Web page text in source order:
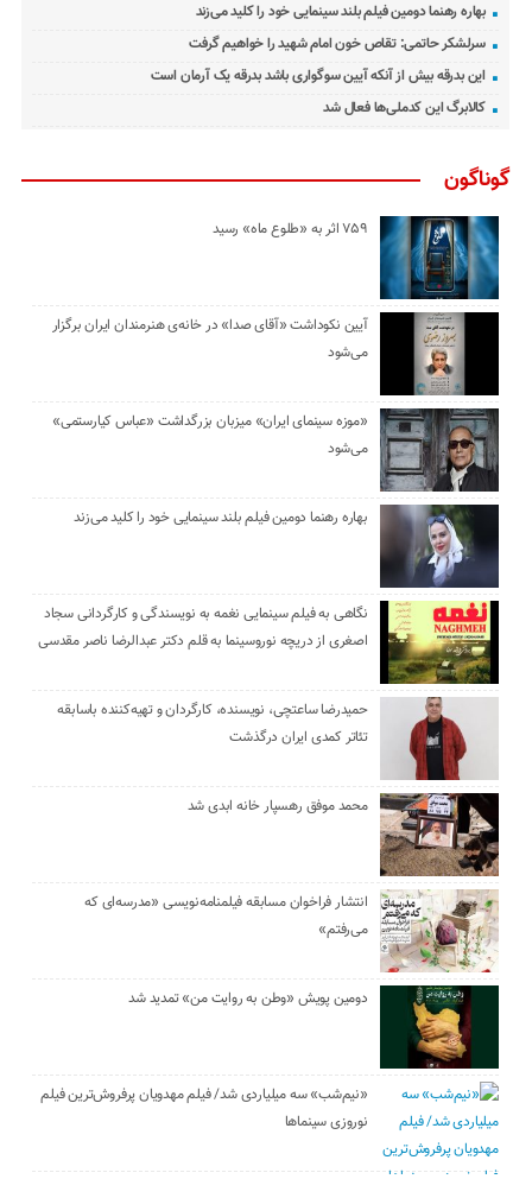
بهاره رهنما دومین فیلم بلند سینمایی خود را کلید می‌زند
سرلشکر حاتمی: تقاص خون امام شهید را خواهیم گرفت
این بدرقه بیش از آنکه آیین سوگواری باشد بدرقه یک آرمان است
کالابرگ این کدملی‌ها فعال شد
گوناگون
۷۵۹ اثر به «طلوع ماه» رسید
آیین نکوداشت «آقای صدا» در خانه‌ی هنرمندان ایران برگزار
می‌شود
«موزه سینمای ایران» میزبان بزرگداشت «عباس کیارستمی»
می‌شود
بهاره رهنما دومین فیلم بلند سینمایی خود را کلید می‌زند
نگاهی به فیلم سینمایی نغمه به نویسندگی و کارگردانی سجاد
اصغری از دریچه نوروسینما به قلم دکتر عبدالرضا ناصر مقدسی
حمیدرضا ساعتچی، نویسنده، کارگردان و تهیه‌کننده باسابقه
تئاتر کمدی ایران درگذشت
محمد موفق رهسپار خانه ابدی شد
انتشار فراخوان مسابقه فیلمنامه‌نویسی «مدرسه‌ای که
می‌رفتم»
دومین پویش «وطن به روایت من» تمدید شد
«نیم‌شب» سه میلیاردی شد/ فیلم مهدویان پرفروش‌ترین فیلم
نوروزی سینماها